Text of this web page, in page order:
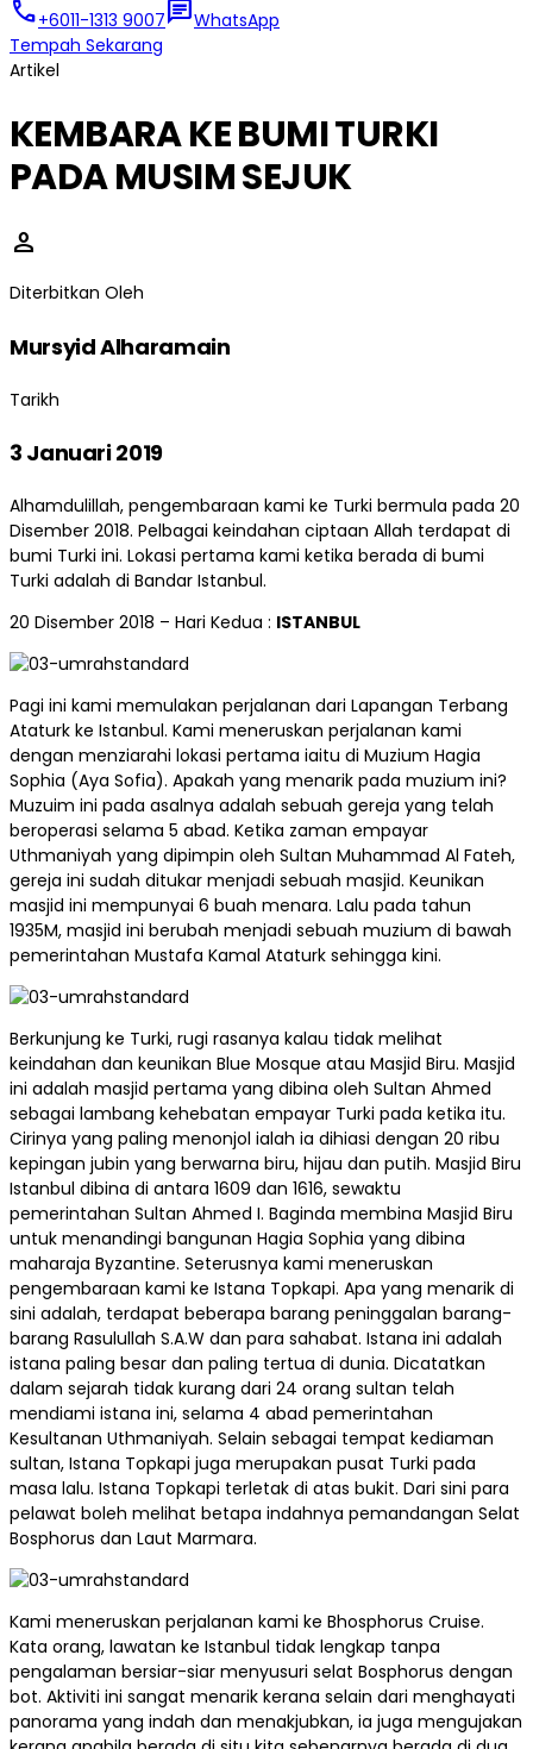
call+6011-1313 9007chatWhatsApp
Tempah Sekarang
Artikel
KEMBARA KE BUMI TURKI
PADA MUSIM SEJUK
person
Diterbitkan Oleh
Mursyid Alharamain
Tarikh
3 Januari 2019
Alhamdulillah, pengembaraan kami ke Turki bermula pada 20
Disember 2018. Pelbagai keindahan ciptaan Allah terdapat di
bumi Turki ini. Lokasi pertama kami ketika berada di bumi
Turki adalah di Bandar Istanbul.
20 Disember 2018 – Hari Kedua : ISTANBUL
Pagi ini kami memulakan perjalanan dari Lapangan Terbang
Ataturk ke Istanbul. Kami meneruskan perjalanan kami
dengan menziarahi lokasi pertama iaitu di Muzium Hagia
Sophia (Aya Sofia). Apakah yang menarik pada muzium ini?
Muzuim ini pada asalnya adalah sebuah gereja yang telah
beroperasi selama 5 abad. Ketika zaman empayar
Uthmaniyah yang dipimpin oleh Sultan Muhammad Al Fateh,
gereja ini sudah ditukar menjadi sebuah masjid. Keunikan
masjid ini mempunyai 6 buah menara. Lalu pada tahun
1935M, masjid ini berubah menjadi sebuah muzium di bawah
pemerintahan Mustafa Kamal Ataturk sehingga kini.
Berkunjung ke Turki, rugi rasanya kalau tidak melihat
keindahan dan keunikan Blue Mosque atau Masjid Biru. Masjid
ini adalah masjid pertama yang dibina oleh Sultan Ahmed
sebagai lambang kehebatan empayar Turki pada ketika itu.
Cirinya yang paling menonjol ialah ia dihiasi dengan 20 ribu
kepingan jubin yang berwarna biru, hijau dan putih. Masjid Biru
Istanbul dibina di antara 1609 dan 1616, sewaktu
pemerintahan Sultan Ahmed I. Baginda membina Masjid Biru
untuk menandingi bangunan Hagia Sophia yang dibina
maharaja Byzantine. Seterusnya kami meneruskan
pengembaraan kami ke Istana Topkapi. Apa yang menarik di
sini adalah, terdapat beberapa barang peninggalan barang-
barang Rasulullah S.A.W dan para sahabat. Istana ini adalah
istana paling besar dan paling tertua di dunia. Dicatatkan
dalam sejarah tidak kurang dari 24 orang sultan telah
mendiami istana ini, selama 4 abad pemerintahan
Kesultanan Uthmaniyah. Selain sebagai tempat kediaman
sultan, Istana Topkapi juga merupakan pusat Turki pada
masa lalu. Istana Topkapi terletak di atas bukit. Dari sini para
pelawat boleh melihat betapa indahnya pemandangan Selat
Bosphorus dan Laut Marmara.
Kami meneruskan perjalanan kami ke Bhosphorus Cruise.
Kata orang, lawatan ke Istanbul tidak lengkap tanpa
pengalaman bersiar-siar menyusuri selat Bosphorus dengan
bot. Aktiviti ini sangat menarik kerana selain dari menghayati
panorama yang indah dan menakjubkan, ia juga mengujakan